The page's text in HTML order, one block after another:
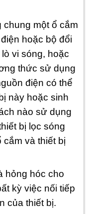
chung một ổ cắm
hoặc bộ đổi
vi sóng, hoặc
thức sử dụng
điện có thể
này hoặc sinh
nào sử dụng
bị lọc sóng
và thiết bị
hỏng hóc cho
kỳ việc nối tiếp
của thiết bị.